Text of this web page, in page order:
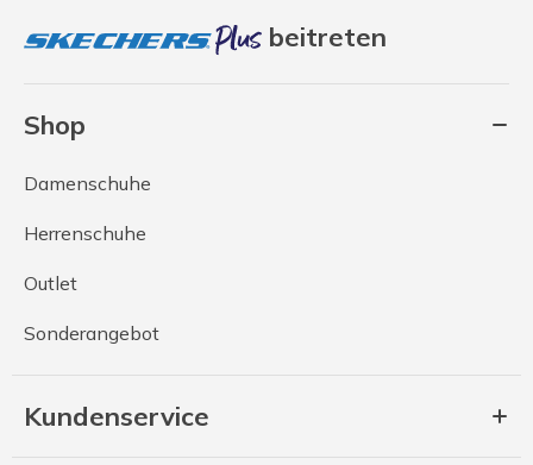
beitreten
Shop
Damenschuhe
Herrenschuhe
Outlet
Sonderangebot
Kundenservice